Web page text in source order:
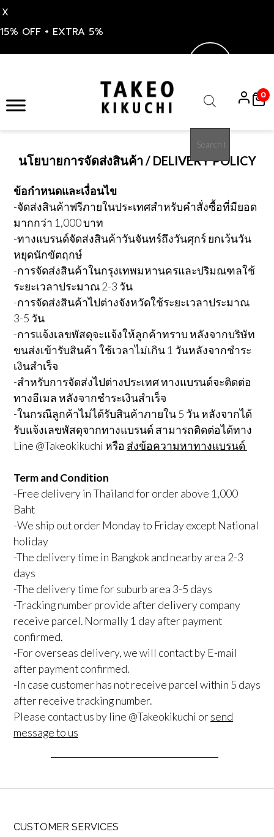
X
15% OFF + EXTRA 5%
search
0
นโยบายการจัดส่งสินค้า / DELIVERY POLICY
ข้อกำหนดและเงื่อนไข
-จัดส่งสินค้าฟรีภายในประเทศสำหรับคำสั่งซื้อที่มียอด
มากกว่า 1,000 บาท
-ทางแบรนด์จัดส่งสินค้าวันจันทร์ถึงวันศุกร์ ยกเว้นวัน
หยุดนักขัตฤกษ์
-การจัดส่งสินค้าในกรุงเทพมหานครและปริมณฑลใช้
ระยะเวลาประมาณ 2-3 วัน
-การจัดส่งสินค้าไปต่างจังหวัดใช้ระยะเวลาประมาณ
3-5 วัน
-การแจ้งเลขพัสดุจะแจ้งให้ลูกค้าทราบ หลังจากบริษัท
ขนส่งเข้ารับสินค้า ใช้เวลาไม่เกิน 1 วันหลังจากชำระ
เงินสำเร็จ
-สำหรับการจัดส่งไปต่างประเทศ ทางแบรนด์จะติดต่อ
ทางอีเมล หลังจากชำระเงินสำเร็จ
-ในกรณีลูกค้าไม่ได้รับสินค้าภายใน 5 วัน หลังจากได้
รับแจ้งเลขพัสดุจากทางแบรนด์ สามารถติดต่อได้ทาง
Line @Takeokikuchi หรือ ส่งข้อความหาทางแบรนด์
Term and Condition
-Free delivery in Thailand for order above 1,000
Baht
-We ship out order Monday to Friday except National
holiday
-The delivery time in Bangkok and nearby area 2-3
days
-The delivery time for suburb area 3-5 days
-Tracking number provide after delivery company
receive parcel. Normally 1 day after payment
confirmed.
-For overseas delivery, we will contact by E-mail
after payment confirmed.
-In case customer has not receive parcel within 5 days
after receive tracking number.
Please contact us by line @Takeokikuchi orsend
message to us
CUSTOMER SERVICES